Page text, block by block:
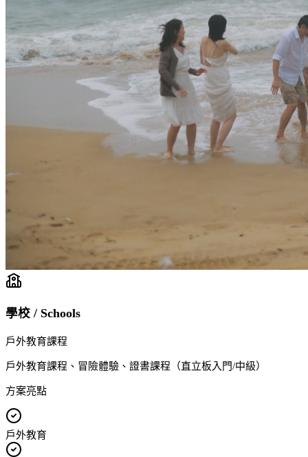
學校 / Schools
戶外教育課程
戶外教育課程、冒險體驗、證書課程（直立板入門/中級）
方案亮點
戶外教育